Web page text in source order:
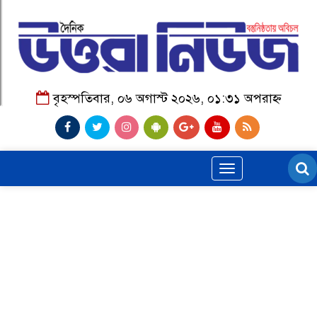
বৃহস্পতিবার, ০৬ অগাস্ট ২০২৬, ০১:৩১ অপরাহ্ন
Toggle
navigation